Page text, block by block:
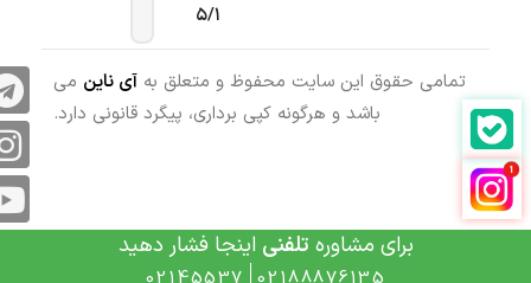
۵/۱
تمامی حقوق این سایت محفوظ و متعلق به آی ناین می
باشد و هرگونه کپی برداری، پیگرد قانونی دارد.
برای مشاوره تلفنی اینجا فشار دهید